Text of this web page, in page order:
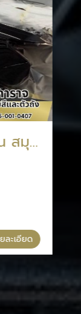
อู่ทําสีรถยนต์ ใกล้ฉัน สมุทรปราการ
ละเอียด